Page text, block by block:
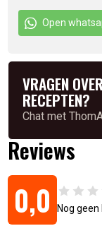
Open
VRAGEN
RECEPTEN?
Chat met
Reviews
0,0 Nog